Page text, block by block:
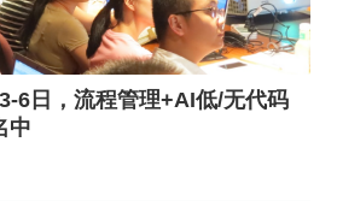
6日，流程管理+AI低/无代码
中